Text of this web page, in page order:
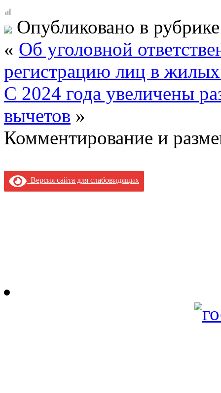
Опубликовано в
« Об уголовной
регистрацию лиц в
С 2024 года увеличены
вычетов »
Комментирование и
Версия сайта для слабовидящих